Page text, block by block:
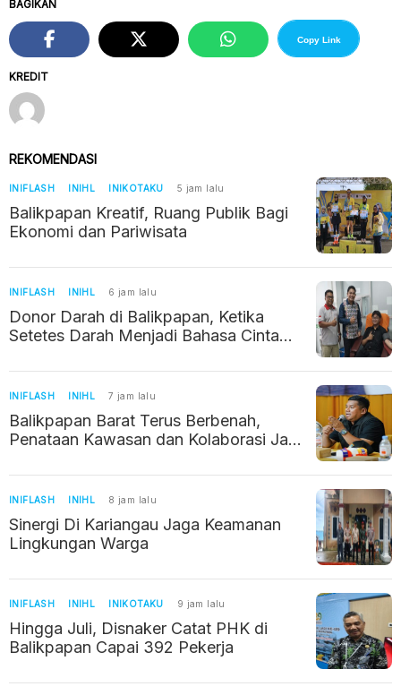
KREDIT
BAGIKAN
Copy Link
REKOMENDASI
INIFLASH INIHL INIKOTAKU 5 jam lalu
Balikpapan Kreatif, Ruang Publik Bagi
Ekonomi dan Pariwisata
INIFLASH INIHL 6 jam lalu
Donor Darah di Balikpapan, Ketika
Setetes Darah Menjadi Bahasa Cinta
INIFLASH INIHL 7 jam lalu
Balikpapan Barat Terus Berbenah,
Penataan Kawasan dan Kolaborasi Jadi
INIFLASH INIHL 8 jam lalu
Sinergi Di Kariangau Jaga Keamanan
Lingkungan Warga
INIFLASH INIHL INIKOTAKU 9 jam lalu
Hingga Juli, Disnaker Catat PHK di
Balikpapan Capai 392 Pekerja